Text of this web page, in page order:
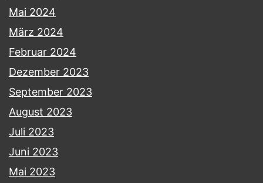
Mai 2024
März 2024
Februar 2024
Dezember 2023
September 2023
August 2023
Juli 2023
Juni 2023
Mai 2023